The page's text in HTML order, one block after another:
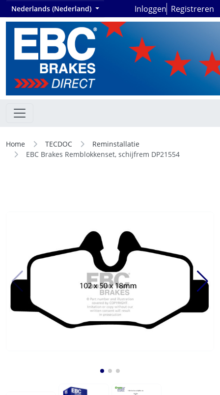
Nederlands (Nederland) Inloggen Registreren
Home TECDOC
Reminstallatie
EBC Brakes Remblokkenset, schijfrem DP21554